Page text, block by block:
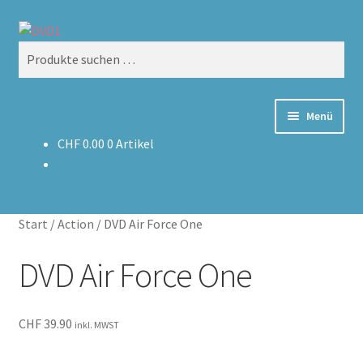
Zur
Zum
Suchen
Menü
CHF0.00 0 Artikel
Start /Action / DVD Air Force One
DVD Air Force One
CHF39.90 inkl. MWST